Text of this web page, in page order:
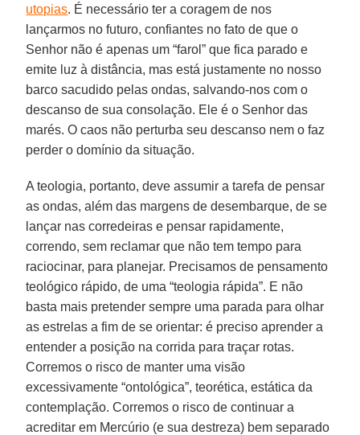
utopias. É necessário ter a coragem de nos
lançarmos no futuro, confiantes no fato de que o
Senhor não é apenas um “farol” que fica parado e
emite luz à distância, mas está justamente no nosso
barco sacudido pelas ondas, salvando-nos com o
descanso de sua consolação. Ele é o Senhor das
marés. O caos não perturba seu descanso nem o faz
perder o domínio da situação.
A teologia, portanto, deve assumir a tarefa de pensar
as ondas, além das margens de desembarque, de se
lançar nas corredeiras e pensar rapidamente,
correndo, sem reclamar que não tem tempo para
raciocinar, para planejar. Precisamos de pensamento
teológico rápido, de uma “teologia rápida”. E não
basta mais pretender sempre uma parada para olhar
as estrelas a fim de se orientar: é preciso aprender a
entender a posição na corrida para traçar rotas.
Corremos o risco de manter uma visão
excessivamente “ontológica”, teorética, estática da
contemplação. Corremos o risco de continuar a
acreditar em Mercúrio (e sua destreza) bem separado